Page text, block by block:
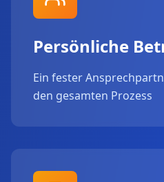
Persönliche
Ein fester
den gesamten Prozess